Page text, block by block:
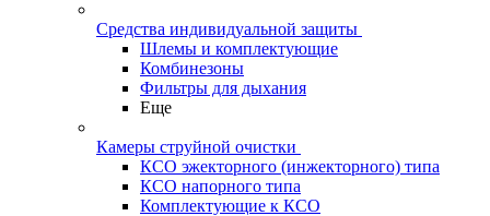
Средства индивидуальной защиты
Шлемы и комплектующие
Комбинезоны
Фильтры для дыхания
Еще
Камеры струйной очистки
КСО эжекторного (инжекторного) типа
КСО напорного типа
Комплектующие к КСО